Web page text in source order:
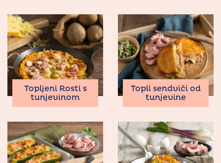
Topljeni Rosti s
tunjevinom
Topli sendviči od
tunjevine